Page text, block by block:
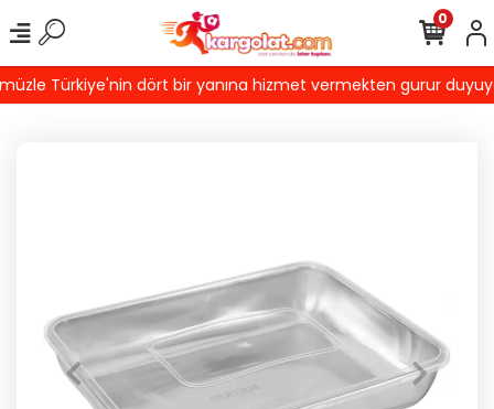
Türkiye'nin dört bir yanına hizmet vermekten gurur
0